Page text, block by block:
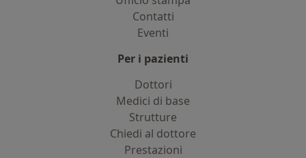
Contatti
Eventi
Per i pazienti
Dottori
Medici di base
Strutture
Chiedi al dottore
Prestazioni